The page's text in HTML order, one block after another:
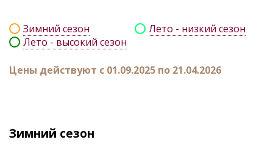
Зимний сезон
Лето - низкий сезон
Лето - высокий сезон
Цены действуют с 01.09.2025 по 21.04.2026
Зимний сезон